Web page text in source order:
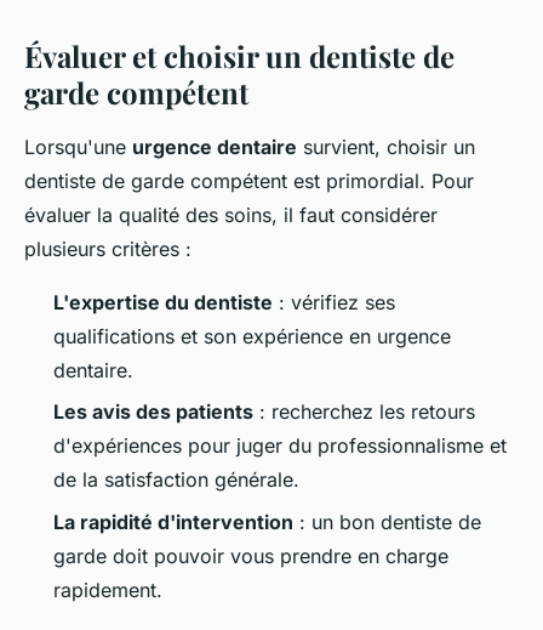
Évaluer et choisir un dentiste de
garde compétent
Lorsqu'une urgence dentaire survient, choisir un
dentiste de garde compétent est primordial. Pour
évaluer la qualité des soins, il faut considérer
plusieurs critères :
L'expertise du dentiste : vérifiez ses
qualifications et son expérience en urgence
dentaire.
Les avis des patients : recherchez les retours
d'expériences pour juger du professionnalisme et
de la satisfaction générale.
La rapidité d'intervention : un bon dentiste de
garde doit pouvoir vous prendre en charge
rapidement.